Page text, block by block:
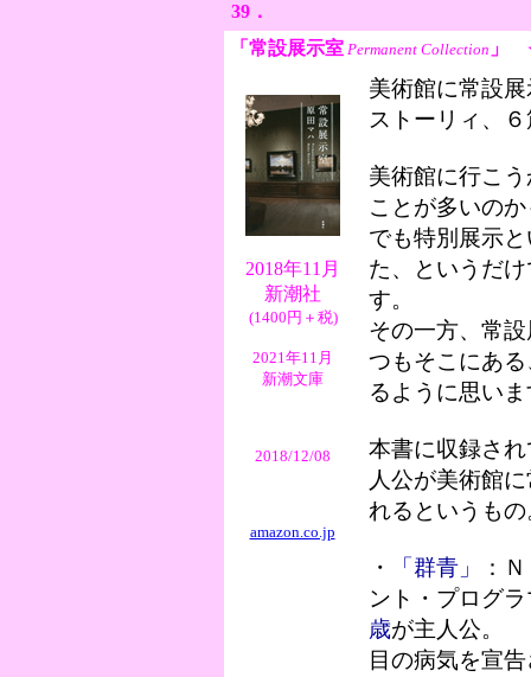
39．
「常設展示室 Permanent Collection 」
2018年11月
新潮社
(1400円＋税)
2021年11月
新潮文庫
2018/12/08
amazon.co.jp
美術館に常設
ストーリィ、
美術館に行こ
ことが多いの
でも特別展示
た、というだ
す。
その一方、常
つもそこにあ
るように思い
本書に収録さ
人公が美術館
れるというもの
・ 「群青」
：
ント・プログ
歳が主人公。
目の病気を宣